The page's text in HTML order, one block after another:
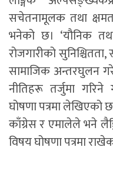
सचेतनामूलक तथा
भनेको छ। ‘यौनिक
रोजगारीको
सामाजिक अन्तरघुलन
नीतिहरू तर्जुमा गरिने
घोषणा पत्रमा लेखिएको
काँग्रेस र एमालेले भने
विषय घोषणा पत्रमा